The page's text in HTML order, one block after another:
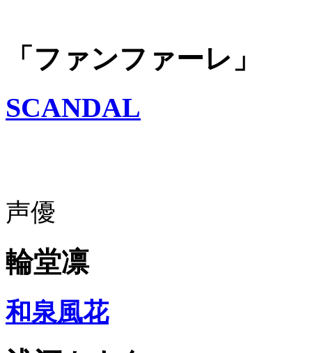
「ファンファーレ」
SCANDAL
声優
輪堂凛
和泉風花